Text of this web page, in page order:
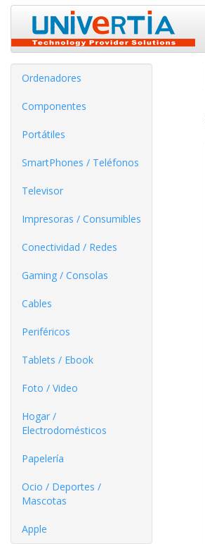
Ordenadores
Componentes
Portátiles
SmartPhones / Teléfonos
Televisor
Impresoras / Consumibles
Conectividad / Redes
Gaming / Consolas
Cables
Periféricos
Tablets / Ebook
Foto / Video
Hogar /
Electrodomésticos
Papelería
Ocio / Deportes /
Mascotas
Apple